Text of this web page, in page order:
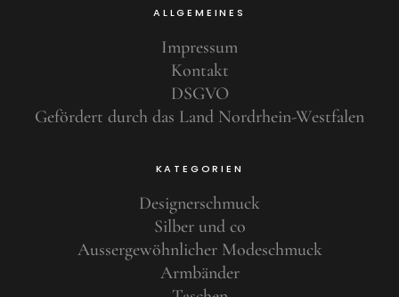
ALLGEMEINES
Impressum
Kontakt
DSGVO
Gefördert durch das Land Nordrhein-Westfalen
KATEGORIEN
Designerschmuck
Silber und co
Aussergewöhnlicher Modeschmuck
Armbänder